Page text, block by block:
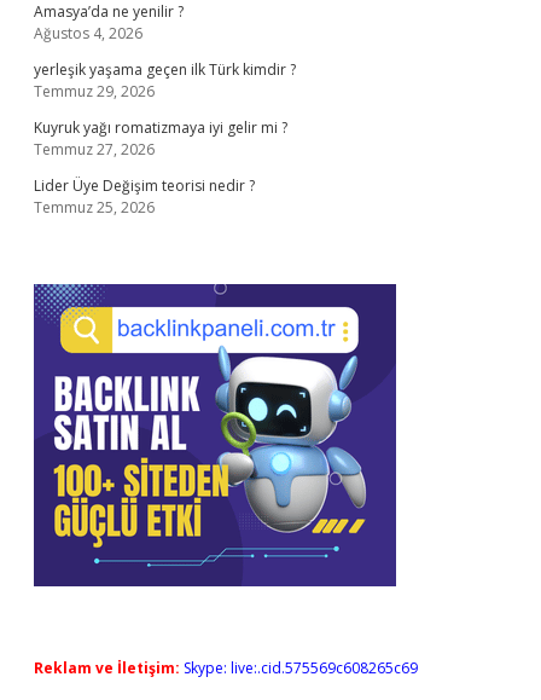
Amasya’da ne yenilir ?
Ağustos 4, 2026
yerleşik yaşama geçen ilk Türk kimdir ?
Temmuz 29, 2026
Kuyruk yağı romatizmaya iyi gelir mi ?
Temmuz 27, 2026
Lider Üye Değişim teorisi nedir ?
Temmuz 25, 2026
Reklam ve İletişim: Skype: live:.cid.575569c608265c69